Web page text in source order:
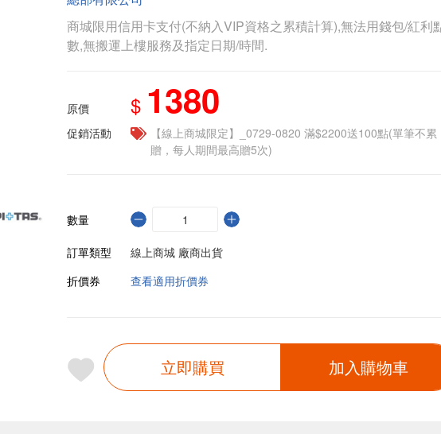
商城限用信用卡支付(不納入VIP資格之累積計算),無法用錢包/紅利
數,無搬運上樓服務及指定日期/時間.
原價 $ 1380
促銷活動
【線上商城限定】_0729-0820 滿$2200送100點(單筆不累
贈，每人期間最高贈5次)
數量
訂單類型
線上商城 廠商出貨
折價券
查看適用折價券
立即購買 加入購物車